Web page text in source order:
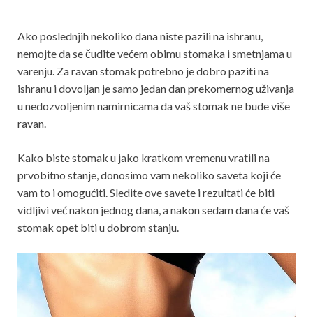
Ako poslednjih nekoliko dana niste pazili na ishranu,
nemojte da se čudite većem obimu stomaka i smetnjama u
varenju. Za ravan stomak potrebno je dobro paziti na
ishranu i dovoljan je samo jedan dan prekomernog uživanja
u nedozvoljenim namirnicama da vaš stomak ne bude više
ravan.
Kako biste stomak u jako kratkom vremenu vratili na
prvobitno stanje, donosimo vam nekoliko saveta koji će
vam to i omogućiti. Sledite ove savete i rezultati će biti
vidljivi već nakon jednog dana, a nakon sedam dana će vaš
stomak opet biti u dobrom stanju.